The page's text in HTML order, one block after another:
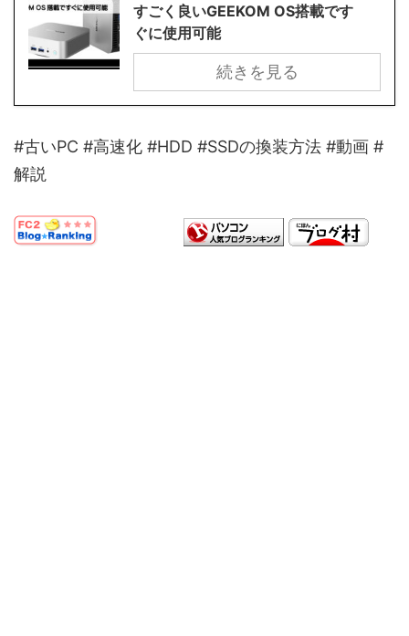
すごく良いGEEKOM OS搭載です
ぐに使用可能
続きを見る
#古いPC #高速化 #HDD #SSDの換装方法 #動画 #
解説